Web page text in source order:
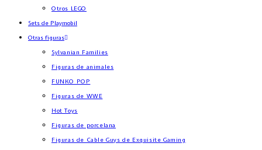
Otros LEGO
Sets de Playmobil
Otras figuras
Sylvanian Families
Figuras de animales
FUNKO POP
Figuras de WWE
Hot Toys
Figuras de porcelana
Figuras de Cable Guys de Exquisite Gaming